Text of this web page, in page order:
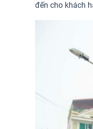
đến cho khách